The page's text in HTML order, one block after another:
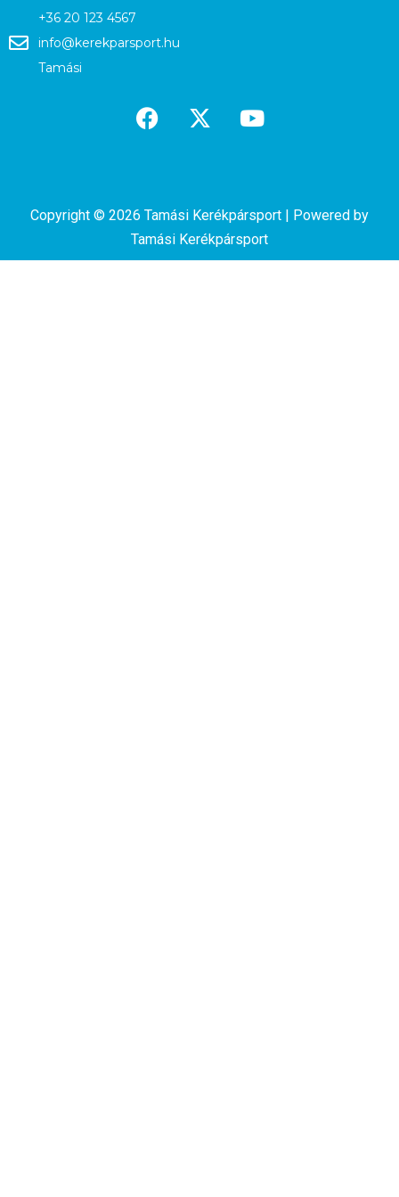
+36 20 123 4567
info@kerekparsport.hu
Tamási
Copyright © 2026 Tamási Kerékpársport | Powered by
Tamási Kerékpársport